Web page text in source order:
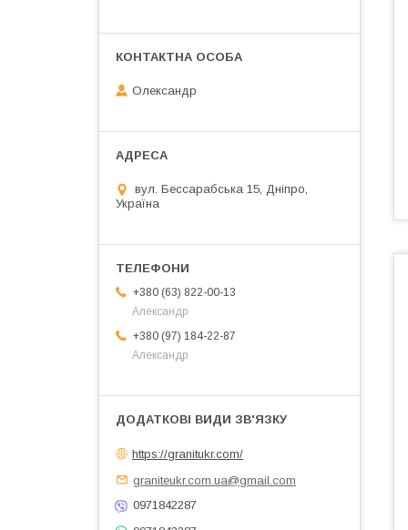
Олександр
вул. Бессарабська 15, Дніпро,
Україна
+380 (63) 822-00-13
Александр
+380 (97) 184-22-87
Александр
https://granitukr.com/
graniteukr.com.ua@gmail.com
0971842287